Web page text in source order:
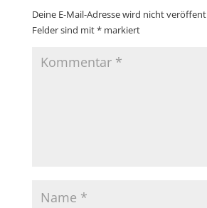
Deine E-Mail-Adresse wird nicht
Felder sind mit*markiert